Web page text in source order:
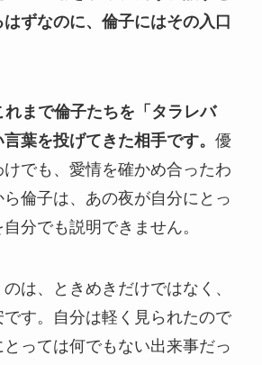
ずなのに、倫子にはその入口
れまで倫子たちを「タラレバ
葉を投げてきた相手です。 優
けでも、愛情を確かめ合ったわ
倫子は、あの夜が自分にとっ
分でも説明できません。
は、ときめきだけではなく、
す。自分は軽く見られたので
っては何でもない出来事だっ